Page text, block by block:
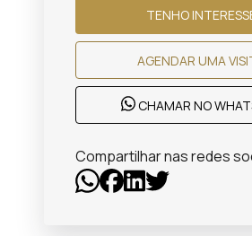
TENHO
AGENDAR UMA
CHAMAR NO
Compartilhar nas redes